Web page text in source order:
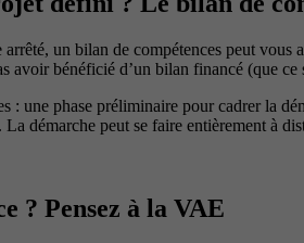
arrêté, un bilan de compétences peut
avoir bénéficié d’un bilan financé (que
: une phase préliminaire pour cadrer la
démarche peut se faire entièrement à
? Pensez à la VAE